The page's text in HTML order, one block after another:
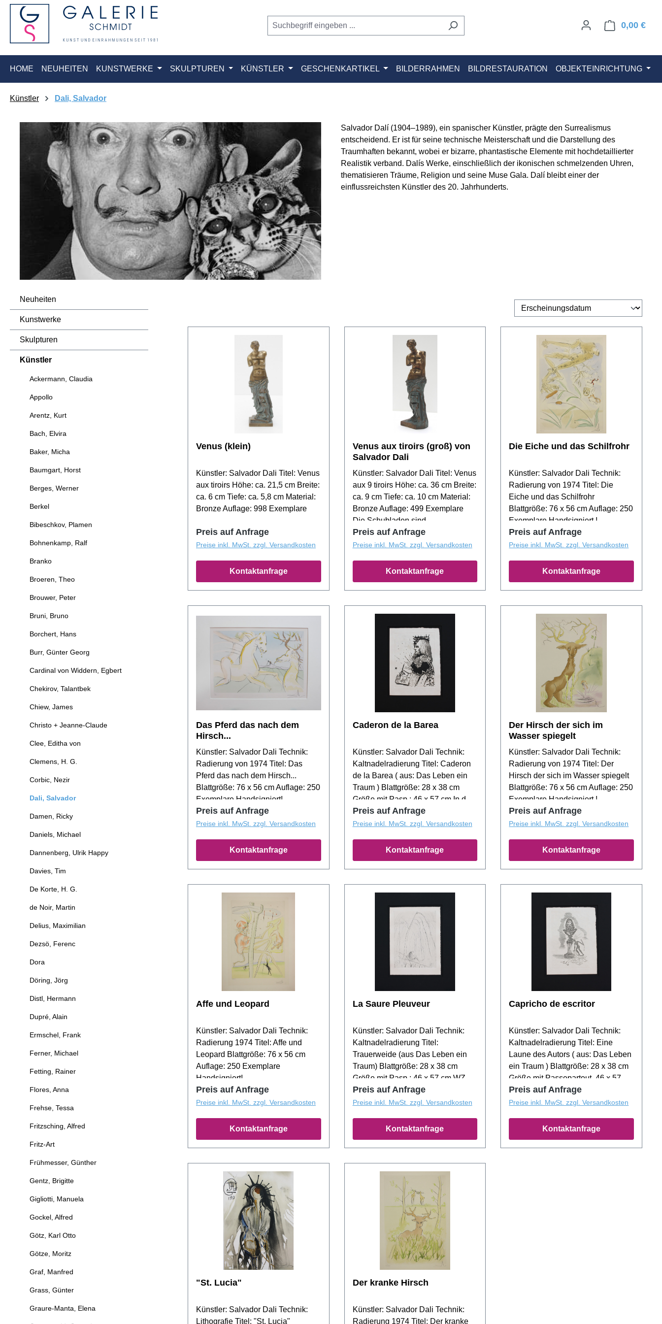
Zur Hauptnavigation springen
0,00 €
HOME NEUHEITEN KUNSTWERKE SKULPTUREN KÜNSTLER GESCHENKARTIKEL BILDERRAHMEN BILDRESTAURATION OBJEKTEINRICHTUNG
Künstler Dali, Salvador
Salvador Dalí (1904–1989), ein spanischer Künstler, prägte den Surrealismus
entscheidend. Er ist für seine technische Meisterschaft und die Darstellung des
Traumhaften bekannt, wobei er bizarre, phantastische Elemente mit hochdetaillierter
Realistik verband. Dalís Werke, einschließlich der ikonischen schmelzenden Uhren,
thematisieren Träume, Religion und seine Muse Gala. Dalí bleibt einer der
einflussreichsten Künstler des 20. Jahrhunderts.
Neuheiten
Kunstwerke
Skulpturen
Künstler
Ackermann, Claudia
Appollo
Arentz, Kurt
Bach, Elvira
Baker, Micha
Baumgart, Horst
Berges, Werner
Berkel
Bibeschkov, Plamen
Bohnenkamp, Ralf
Branko
Broeren, Theo
Brouwer, Peter
Bruni, Bruno
Borchert, Hans
Burr, Günter Georg
Cardinal von Widdern, Egbert
Chekirov, Talantbek
Chiew, James
Christo + Jeanne-Claude
Clee, Editha von
Clemens, H. G.
Corbic, Nezir
Dali, Salvador
Damen, Ricky
Daniels, Michael
Dannenberg, Ulrik Happy
Davies, Tim
De Korte, H. G.
de Noir, Martin
Delius, Maximilian
Dezsö, Ferenc
Dora
Döring, Jörg
Distl, Hermann
Dupré, Alain
Ermschel, Frank
Ferner, Michael
Fetting, Rainer
Flores, Anna
Frehse, Tessa
Fritzsching, Alfred
Fritz-Art
Frühmesser, Günther
Gentz, Brigitte
Gigliotti, Manuela
Gockel, Alfred
Götz, Karl Otto
Götze, Moritz
Graf, Manfred
Grass, Günter
Graure-Manta, Elena
Venus (klein)
Künstler: Salvador Dali Titel: Venus
aux tiroirs Höhe: ca. 21,5 cm Breite:
ca. 6 cm Tiefe: ca. 5,8 cm Material:
Bronze Auflage: 998 Exemplare
Preis auf Anfrage
Preise inkl. MwSt. zzgl. Versandkosten
Kontaktanfrage
Venus aux tiroirs (groß) von
Salvador Dali
Künstler: Salvador Dali Titel: Venus
aux 9 tiroirs Höhe: ca. 36 cm Breite:
ca. 9 cm Tiefe: ca. 10 cm Material:
Bronze Auflage: 499 Exemplare
Die Schubladen sind
ausziehbar!VERKAUFT!
Preis auf Anfrage
Preise inkl. MwSt. zzgl. Versandkosten
Kontaktanfrage
Die Eiche und das Schilfrohr
Künstler: Salvador Dali Technik:
Radierung von 1974 Titel: Die
Eiche und das Schilfrohr
Blattgröße: 76 x 56 cm Auflage: 250
Exemplare Handsigniert !
Preis auf Anfrage
Preise inkl. MwSt. zzgl. Versandkosten
Kontaktanfrage
Das Pferd das nach dem
Hirsch...
Künstler: Salvador Dali Technik:
Radierung von 1974 Titel: Das
Pferd das nach dem Hirsch...
Blattgröße: 76 x 56 cm Auflage: 250
Exemplare Handsigniert!
Preis auf Anfrage
Preise inkl. MwSt. zzgl. Versandkosten
Kontaktanfrage
Caderon de la Barea
Künstler: Salvador Dali Technik:
Kaltnadelradierung Titel: Caderon
de la Barea ( aus: Das Leben ein
Traum ) Blattgröße: 28 x 38 cm
Größe mit Pasp.: 46 x 57 cm In der
Platte Signiert!
Preis auf Anfrage
Preise inkl. MwSt. zzgl. Versandkosten
Kontaktanfrage
Der Hirsch der sich im
Wasser spiegelt
Künstler: Salvador Dali Technik:
Radierung von 1974 Titel: Der
Hirsch der sich im Wasser spiegelt
Blattgröße: 76 x 56 cm Auflage: 250
Exemplare Handsigniert !
Preis auf Anfrage
Preise inkl. MwSt. zzgl. Versandkosten
Kontaktanfrage
Affe und Leopard
Künstler: Salvador Dali Technik:
Radierung 1974 Titel: Affe und
Leopard Blattgröße: 76 x 56 cm
Auflage: 250 Exemplare
Handsigniert!
Preis auf Anfrage
Preise inkl. MwSt. zzgl. Versandkosten
Kontaktanfrage
La Saure Pleuveur
Künstler: Salvador Dali Technik:
Kaltnadelradierung Titel:
Trauerweide (aus Das Leben ein
Traum) Blattgröße: 28 x 38 cm
Größe mit Pasp.: 46 x 57 cm WZV:
253 In der Platte Signiert
Preis auf Anfrage
Preise inkl. MwSt. zzgl. Versandkosten
Kontaktanfrage
Capricho de escritor
Künstler: Salvador Dali Technik:
Kaltnadelradierung Titel: Eine
Laune des Autors ( aus: Das Leben
ein Traum ) Blattgröße: 28 x 38 cm
Größe mit Passepartout 46 x 57 cm
Werksverzeichnis: 794 In der Platte
Signiert
Preis auf Anfrage
Preise inkl. MwSt. zzgl. Versandkosten
Kontaktanfrage
"St. Lucia"
Künstler: Salvador Dali Technik:
Lithografie Titel: "St. Lucia"
Der kranke Hirsch
Künstler: Salvador Dali Technik:
Radierung 1974 Titel: Der kranke